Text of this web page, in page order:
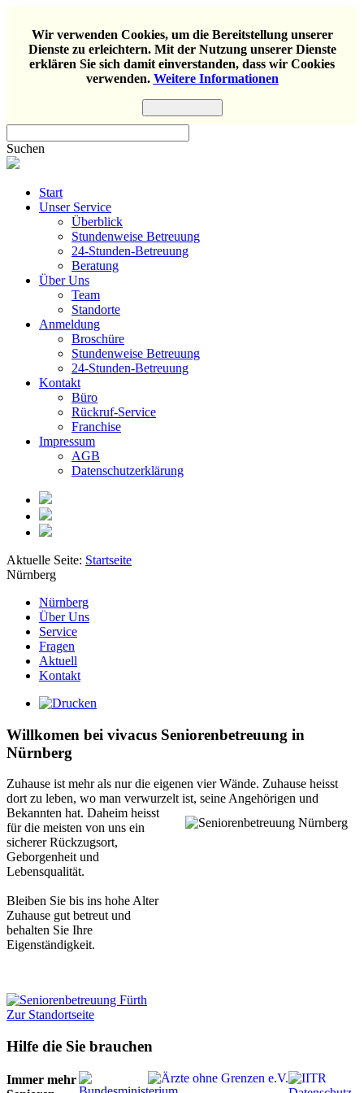
Wir verwenden Cookies, um die Bereitstellung unserer
Dienste zu erleichtern. Mit der Nutzung unserer Dienste
erklären Sie sich damit einverstanden, dass wir Cookies
verwenden. Weitere Informationen
Suchen
Start
Unser Service
Überblick
Stundenweise Betreuung
24-Stunden-Betreuung
Beratung
Über Uns
Team
Standorte
Anmeldung
Broschüre
Stundenweise Betreuung
24-Stunden-Betreuung
Kontakt
Büro
Rückruf-Service
Franchise
Impressum
AGB
Datenschutzerklärung
Aktuelle Seite: Startseite
Nürnberg
Nürnberg
Über Uns
Service
Fragen
Aktuell
Kontakt
Willkomen bei vivacus Seniorenbetreuung in
Nürnberg
Zuhause ist mehr als nur die eigenen vier Wände. Zuhause heisst
dort zu leben, wo man verwurzelt ist, seine Angehörigen und
Bekannten hat. Daheim heisst
für die meisten von uns ein
sicherer Rückzugsort,
Geborgenheit und
Lebensqualität.
Bleiben Sie bis ins hohe Alter
Zuhause gut betreut und
behalten Sie Ihre
Eigenständigkeit.
Zur Standortseite
Hilfe die Sie brauchen
Immer mehr